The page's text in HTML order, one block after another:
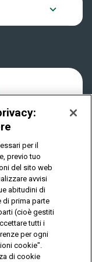
CAUSARE
Mappa
del
sito
per il
previo tuo
del sito web
avvisi
abitudini di
di prima parte
(cioè gestiti
tutti i
per ogni
cookie".
di cookie